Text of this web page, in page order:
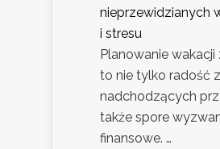
nieprzewidzianych
i stresu
Planowanie wakacji
to nie tylko radość z
nadchodzących
także spore
finansowe. …